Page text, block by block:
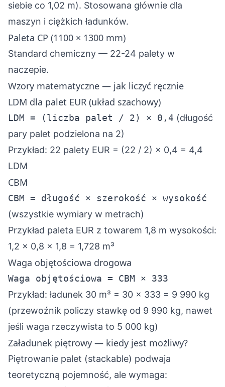
siebie co 1,02 m). Stosowana głównie dla
maszyn i ciężkich ładunków.
Paleta CP (1100 × 1300 mm)
Standard chemiczny — 22-24 palety w
naczepie.
Wzory matematyczne — jak liczyć ręcznie
LDM dla palet EUR (układ szachowy)
LDM = (liczba palet / 2) × 0,4 (długość
pary palet podzielona na 2)
Przykład: 22 palety EUR = (22 / 2) × 0,4 = 4,4
LDM
CBM
CBM = długość × szerokość × wysokość
(wszystkie wymiary w metrach)
Przykład paleta EUR z towarem 1,8 m wysokości:
1,2 × 0,8 × 1,8 = 1,728 m³
Waga objętościowa drogowa
Waga objętościowa = CBM × 333
Przykład: ładunek 30 m³ = 30 × 333 = 9 990 kg
(przewoźnik policzy stawkę od 9 990 kg, nawet
jeśli waga rzeczywista to 5 000 kg)
Załadunek piętrowy — kiedy jest możliwy?
Piętrowanie palet (stackable) podwaja
teoretyczną pojemność, ale wymaga: